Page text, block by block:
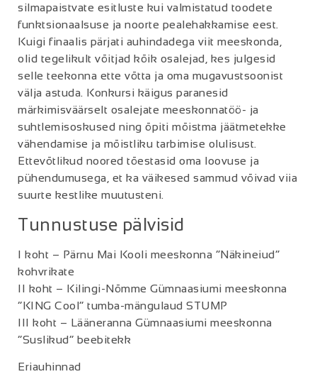
silmapaistvate esitluste kui valmistatud toodete
funktsionaalsuse ja noorte pealehakkamise eest.
Kuigi finaalis pärjati auhindadega viit meeskonda,
olid tegelikult võitjad kõik osalejad, kes julgesid
selle teekonna ette võtta ja oma mugavustsoonist
välja astuda. Konkursi käigus paranesid
märkimisväärselt osalejate meeskonnatöö- ja
suhtlemisoskused ning õpiti mõistma jäätmetekke
vähendamise ja mõistliku tarbimise olulisust.
Ettevõtlikud noored tõestasid oma loovuse ja
pühendumusega, et ka väikesed sammud võivad viia
suurte kestlike muutusteni.
Tunnustuse pälvisid
I koht – Pärnu Mai Kooli meeskonna “Näkineiud”
kohvrikate
II koht – Kilingi-Nõmme Gümnaasiumi meeskonna
“KING Cool” tumba-mängulaud STUMP
III koht – Lääneranna Gümnaasiumi meeskonna
“Suslikud” beebitekk
Eriauhinnad